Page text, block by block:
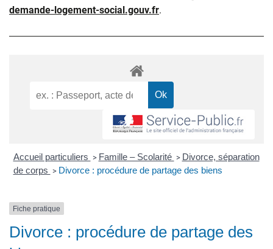
demande-logement-social.gouv.fr.
Accueil particuliers > Famille – Scolarité > Divorce, séparation
de corps > Divorce : procédure de partage des biens
Fiche pratique
Divorce : procédure de partage des